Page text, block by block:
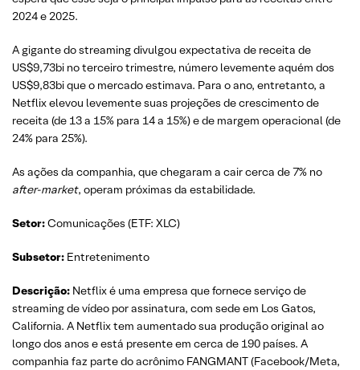
2024 e 2025.
A gigante do streaming divulgou expectativa de receita de
US$9,73bi no terceiro trimestre, número levemente aquém dos
US$9,83bi que o mercado estimava. Para o ano, entretanto, a
Netflix elevou levemente suas projeções de crescimento de
receita (de 13 a 15% para 14 a 15%) e de margem operacional (de
24% para 25%).
As ações da companhia, que chegaram a cair cerca de 7% no
after-market, operam próximas da estabilidade.
Setor:Comunicações (ETF: XLC)
Subsetor: Entretenimento
Descrição: Netflix é uma empresa que fornece serviço de
streaming de vídeo por assinatura, com sede em Los Gatos,
California. A Netflix tem aumentado sua produção original ao
longo dos anos e está presente em cerca de 190 países. A
companhia faz parte do acrônimo FANGMANT (Facebook/Meta,